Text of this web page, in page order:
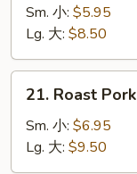
Fried
Rice
菜
炒
Sm. 小: $5.95
Lg. 大: $8.50
Roast
Pork
Fried
Rice
21. Roast
Sm. 小: $6.95
Lg. 大: $9.50